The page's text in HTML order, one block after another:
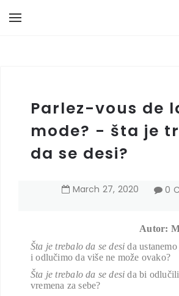
Parlez-vous de
mode? - šta je
da se desi?
March 27, 2020 0
Autor:
Šta je trebalo da se desida
i odlučimo da više ne može ovako?
Šta je trebalo da se desida bi
vremena za sebe?